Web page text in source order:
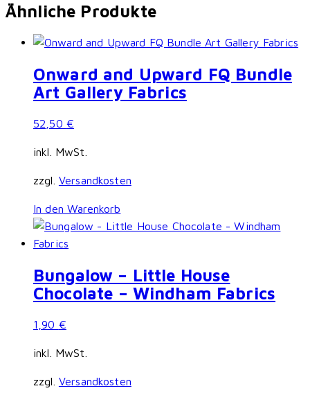
Ähnliche Produkte
Onward and Upward FQ Bundle
Art Gallery Fabrics
52,50 €
inkl. MwSt.
zzgl. Versandkosten
In den Warenkorb
Bungalow – Little House
Chocolate – Windham Fabrics
1,90 €
inkl. MwSt.
zzgl. Versandkosten